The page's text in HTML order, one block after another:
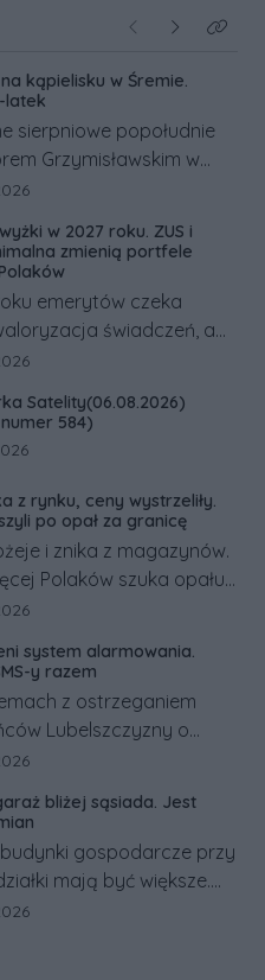
Poprzednie
NastępneKliknij
kąpielisku w Śremie.
latek
sierpniowe popołudnie
Grzymisławskim w
zakończyło się
nawet natychmiastowe
służb ratunkowych.
artykułu:
w 2027 roku. ZUS i
zmienią portfele
emerytów czeka
świadczeń, a
podwyżka płacy
zyskają.
artykułu:
Satelity(06.08.2026)
584)
artykułu:
z rynku, ceny wystrzeliły.
po opał za granicę
i znika z magazynów.
Polaków szuka opału
gdzie bywa nawet
artykułu:
system alarmowania.
y razem
z ostrzeganiem
Lubelszczyzny o
zagrożeniu rząd
alertów RCB i aplikacji
artykułu:
bliżej sąsiada. Jest
gospodarcze przy
mają być większe.
też zasady
artykułu: